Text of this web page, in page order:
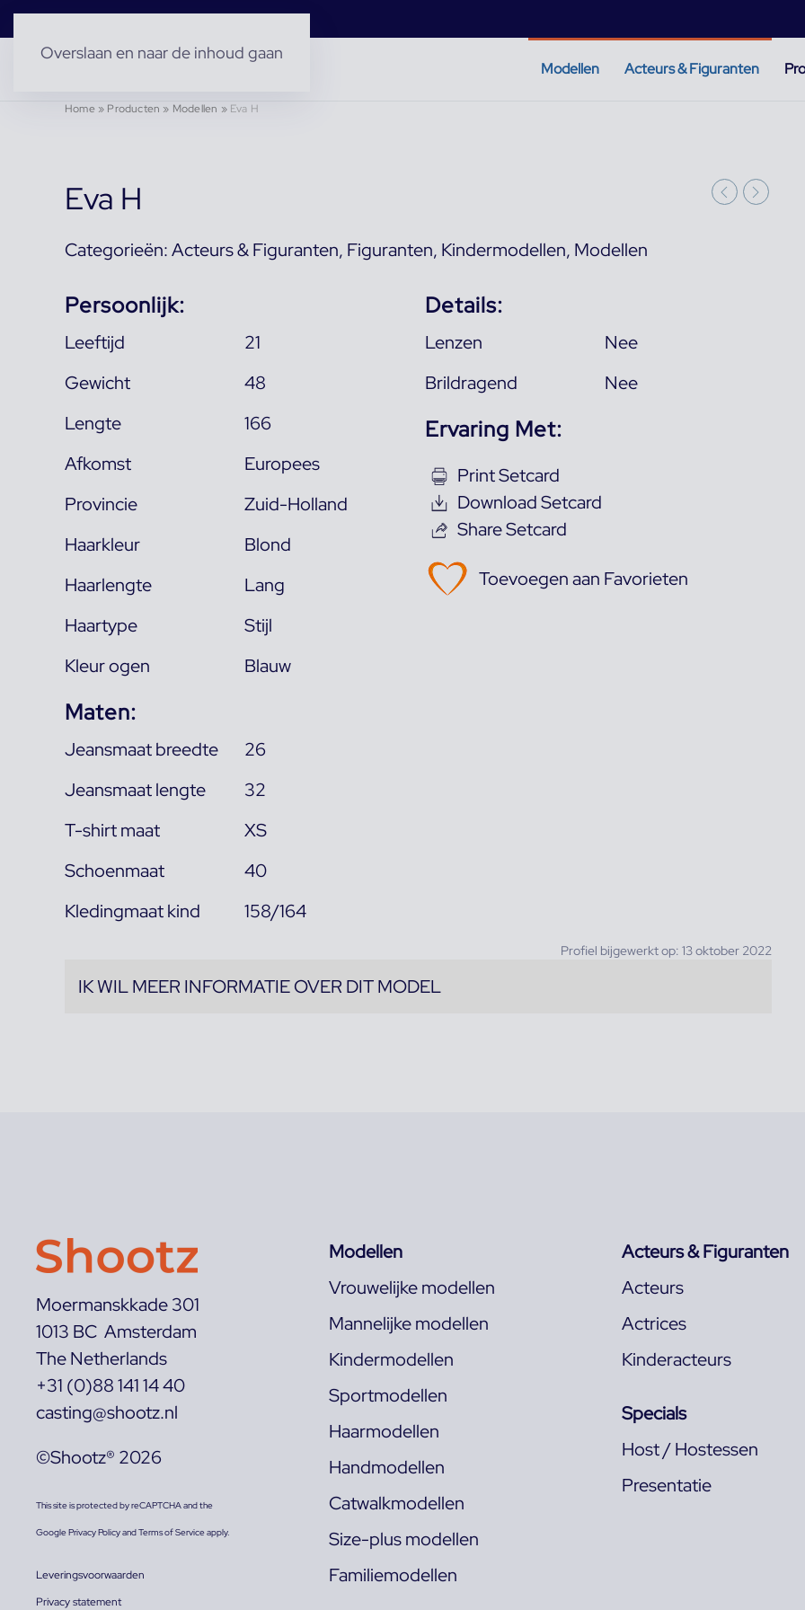
Overslaan en naar de inhoud gaan
Modellen Acteurs & Figuranten
Home» Producten » Modellen » Eva H
Eva H
Categorieën:Acteurs & Figuranten, Figuranten, Kindermodellen, Modellen
Persoonlijk:
Leeftijd
21
Gewicht
48
Lengte
166
Afkomst
Europees
Provincie
Zuid-Holland
Haarkleur
Blond
Haarlengte
Lang
Haartype
Stijl
Kleur ogen
Blauw
Maten:
Jeansmaat breedte
26
Jeansmaat lengte
32
T-shirt maat
XS
Schoenmaat
40
Kledingmaat kind
158/164
Details:
Lenzen
Nee
Brildragend
Nee
Ervaring Met:
Print Setcard
Download Setcard
Share Setcard
Toevoegen aan Favorieten
Profiel bijgewerkt op: 13 oktober 2022
IK WIL MEER INFORMATIE OVER DIT MODEL
Moermanskkade 301
1013 BC Amsterdam
The Netherlands
+31 (0)88 141 14 40
casting@shootz.nl
©Shootz® 2026
This site is protected by reCAPTCHA and the
GooglePrivacy PolicyandTerms of Serviceapply.
Leveringsvoorwaarden
Privacy statement
Modellen
Vrouwelijke modellen
Mannelijke modellen
Kindermodellen
Sportmodellen
Haarmodellen
Handmodellen
Catwalkmodellen
Size-plus modellen
Familiemodellen
Acteurs & Figuranten
Acteurs
Actrices
Kinderacteurs
Specials
Host / Hostessen
Presentatie